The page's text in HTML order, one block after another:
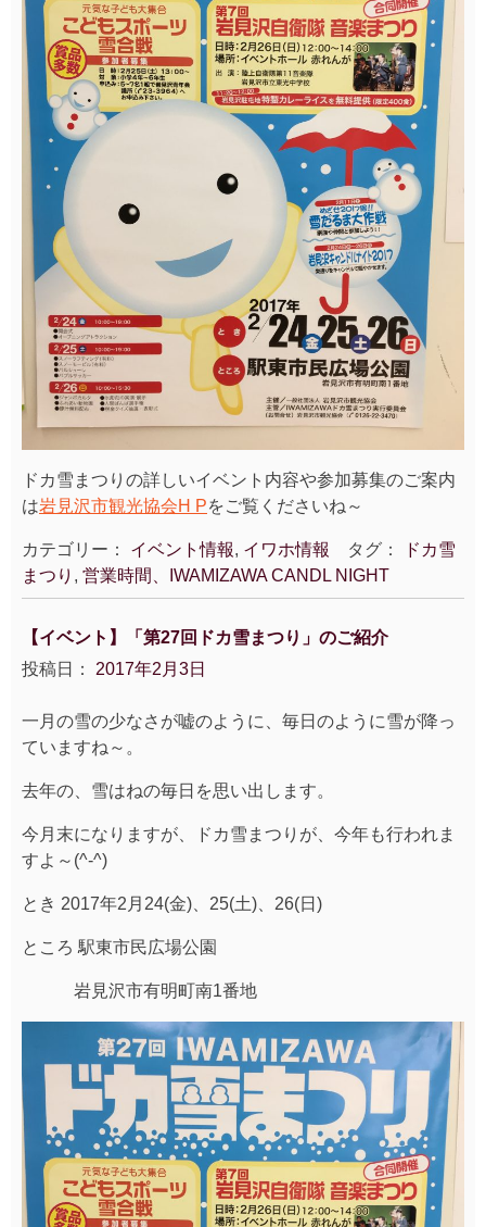
ドカ雪まつりの詳しいイベント内容や参加募集のご案内
は岩見沢市観光協会H Pをご覧くださいね～
カテゴリー： イベント情報, イワホ情報 タグ：
ドカ雪
まつり , 営業時間、IWAMIZAWA CANDL NIGHT
【イベント】「第27回ドカ雪まつり」のご紹介
投稿日： 2017年2月3日
一月の雪の少なさが嘘のように、毎日のように雪が降っ
ていますね～。
去年の、雪はねの毎日を思い出します。
今月末になりますが、ドカ雪まつりが、今年も行われま
すよ～(^-^)
とき 2017年2月24(金)、25(土)、26(日)
ところ 駅東市民広場公園
岩見沢市有明町南1番地